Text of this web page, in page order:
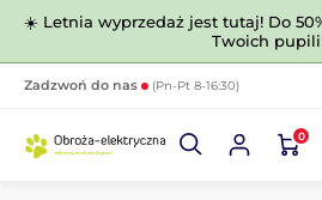
☀️ Letnia wyprzedaż jest tutaj! Do
Twoich
Zadzwoń do nas (Pn-Pt 8-16:30)
0